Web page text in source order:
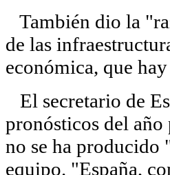
También dio la
de las
económica, que
El secretario de
pronósticos del año
no se ha producido
equipo. "España,